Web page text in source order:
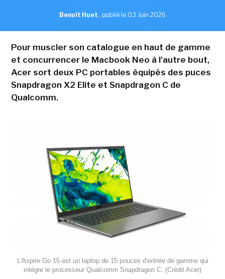
Benoît Huet , publié le 03 Juin 2026
Pour muscler son catalogue en haut de gamme
et concurrencer le Macbook Neo à l'autre bout,
Acer sort deux PC portables équipés des puces
Snapdragon X2 Elite et Snapdragon C de
Qualcomm.
L'Aspire Go 15 est un laptop de 15 pouces d'entrée de gamme qui
intègre le processeur Qualcomm Snapdragon C. (Crédit Acer)